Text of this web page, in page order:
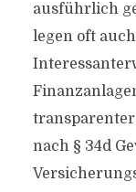
ausführlich
legen oft
nach § 34d